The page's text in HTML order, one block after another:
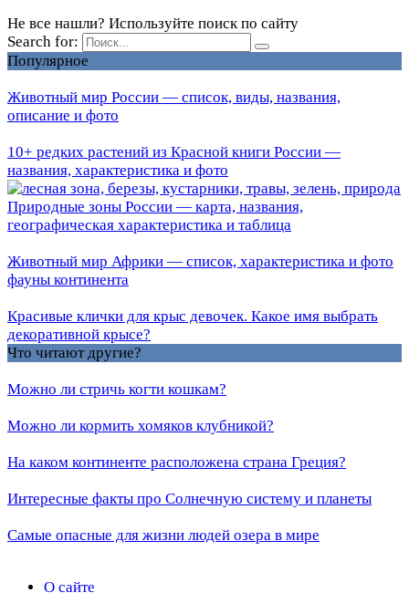
Не все нашли? Используйте поиск по сайту
Search for:
Популярное
Животный мир России — список, виды, названия,
описание и фото
10+ редких растений из Красной книги России —
названия, характеристика и фото
Природные зоны России — карта, названия,
географическая характеристика и таблица
Животный мир Африки — список, характеристика и фото
фауны континента
Красивые клички для крыс девочек. Какое имя выбрать
декоративной крысе?
Что читают другие?
Можно ли стричь когти кошкам?
Можно ли кормить хомяков клубникой?
На каком континенте расположена страна Греция?
Интересные факты про Солнечную систему и планеты
Самые опасные для жизни людей озера в мире
О сайте